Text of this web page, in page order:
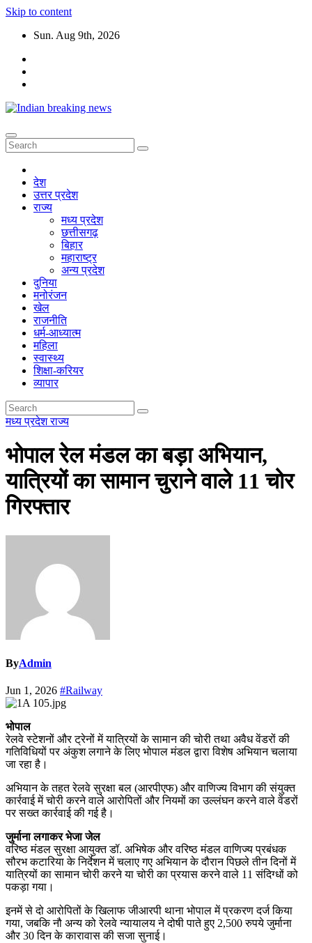
Skip to content
Sun. Aug 9th, 2026
देश
उत्तर प्रदेश
राज्य
मध्य प्रदेश
छत्तीसगढ़
बिहार
महाराष्ट्र
अन्य प्रदेश
दुनिया
मनोरंजन
खेल
राजनीति
धर्म-आध्यात्म
महिला
स्वास्थ्य
शिक्षा-करियर
व्यापार
मध्य प्रदेशराज्य
भोपाल रेल मंडल का बड़ा अभियान,
यात्रियों का सामान चुराने वाले 11 चोर
गिरफ्तार
ByAdmin
Jun 1, 2026 #Railway
भोपाल
रेलवे स्टेशनों और ट्रेनों में यात्रियों के सामान की चोरी तथा अवैध वेंडरों की
गतिविधियों पर अंकुश लगाने के लिए भोपाल मंडल द्वारा विशेष अभियान चलाया
जा रहा है।
अभियान के तहत रेलवे सुरक्षा बल (आरपीएफ) और वाणिज्य विभाग की संयुक्त
कार्रवाई में चोरी करने वाले आरोपितों और नियमों का उल्लंघन करने वाले वेंडरों
पर सख्त कार्रवाई की गई है।
जुर्माना लगाकर भेजा जेल
वरिष्ठ मंडल सुरक्षा आयुक्त डॉ. अभिषेक और वरिष्ठ मंडल वाणिज्य प्रबंधक
सौरभ कटारिया के निर्देशन में चलाए गए अभियान के दौरान पिछले तीन दिनों में
यात्रियों का सामान चोरी करने या चोरी का प्रयास करने वाले 11 संदिग्धों को
पकड़ा गया।
इनमें से दो आरोपितों के खिलाफ जीआरपी थाना भोपाल में प्रकरण दर्ज किया
गया, जबकि नौ अन्य को रेलवे न्यायालय ने दोषी पाते हुए 2,500 रुपये जुर्माना
और 30 दिन के कारावास की सजा सुनाई।